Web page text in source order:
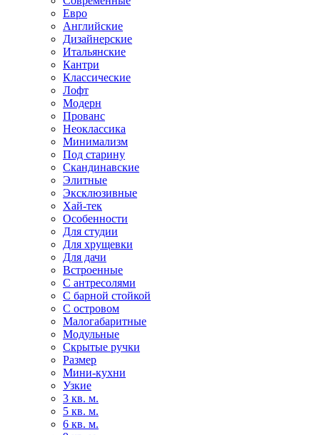
Евро
Английские
Дизайнерские
Итальянские
Кантри
Классические
Лофт
Модерн
Прованс
Неоклассика
Минимализм
Под старину
Скандинавские
Элитные
Эксклюзивные
Хай-тек
Особенности
Для студии
Для хрущевки
Для дачи
Встроенные
С антресолями
С барной стойкой
С островом
Малогабаритные
Модульные
Скрытые ручки
Размер
Мини-кухни
Узкие
3 кв. м.
5 кв. м.
6 кв. м.